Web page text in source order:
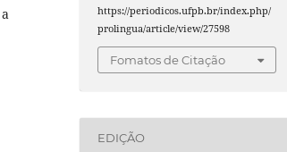
https://periodicos.ufpb.br/index.php/
prolingua/article/view/27598
Fomatos de Citação
EDIÇÃO